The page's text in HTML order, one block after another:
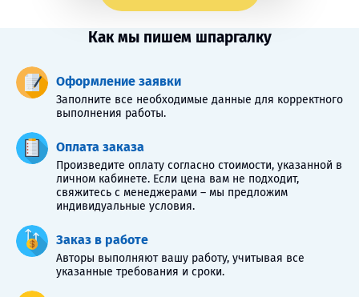
Как мы пишем шпаргалку
Оформление заявки
Заполните все необходимые данные для корректного
выполнения работы.
Оплата заказа
Произведите оплату согласно стоимости, указанной в
личном кабинете. Если цена вам не подходит,
свяжитесь с менеджерами – мы предложим
индивидуальные условия.
Заказ в работе
Авторы выполняют вашу работу, учитывая все
указанные требования и сроки.